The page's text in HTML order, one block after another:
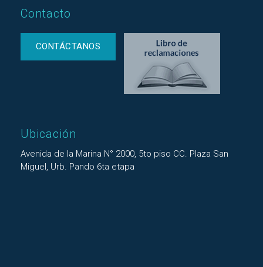
Contacto
CONTÁCTANOS
Ubicación
Avenida de la Marina N° 2000, 5to piso CC. Plaza San
Miguel, Urb. Pando 6ta etapa